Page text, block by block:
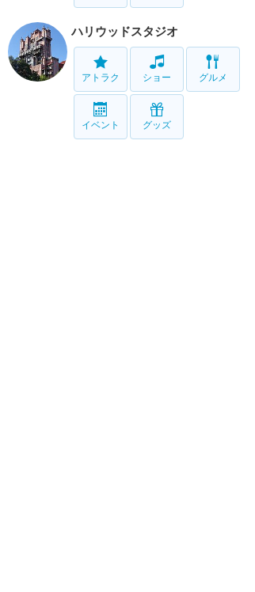
ハリウッドスタジオ
アトラク ショー グルメ
イベント グッズ